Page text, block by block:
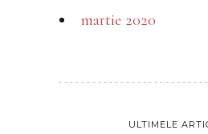
martie 2020
ULTIMELE